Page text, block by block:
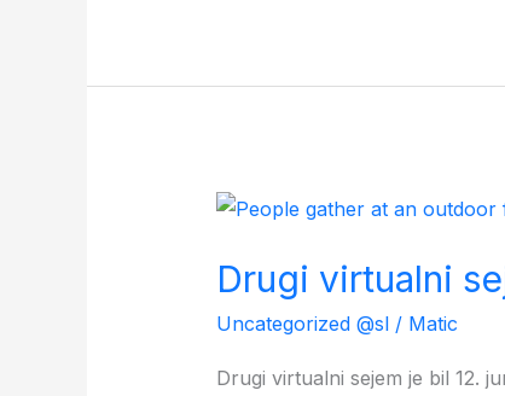
Drugi virtualni
Uncategorized @sl/ Matic
Drugi virtualni sejem je bil 12.
Drugi
sejem
DYOu